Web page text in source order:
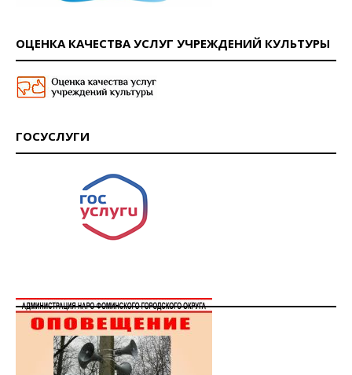
ОЦЕНКА КАЧЕСТВА УСЛУГ УЧРЕЖДЕНИЙ КУЛЬТУРЫ
ГОСУСЛУГИ